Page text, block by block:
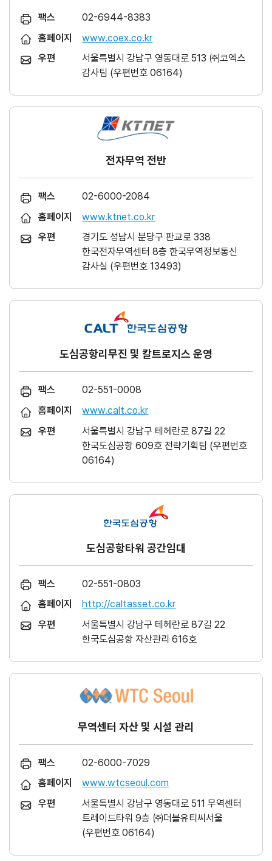
팩스
02-6944-8383
홈페이지
www.coex.co.kr
우편
서울특별시 강남구 영동대로 513 ㈜코엑스
감사팀 (우편번호 06164)
전자무역 전반
팩스
02-6000-2084
홈페이지
www.ktnet.co.kr
우편
경기도 성남시 분당구 판교로 338
한국전자무역센터 8층 한국무역정보통신
감사실 (우편번호 13493)
도심공항리무진 및 칼트로지스 운영
팩스
02-551-0008
홈페이지
www.calt.co.kr
우편
서울특별시 강남구 테헤란로 87길 22
한국도심공항 609호 전략기획팀 (우편번호
06164)
도심공항타워 공간임대
팩스
02-551-0803
홈페이지
http://caltasset.co.kr
우편
서울특별시 강남구 테헤란로 87길 22
한국도심공항 자산관리 616호
무역센터 자산 및 시설 관리
팩스
02-6000-7029
홈페이지
www.wtcseoul.com
우편
서울특별시 강남구 영동대로 511 무역센터
트레이드타워 9층 ㈜더블유티씨서울
(우편번호 06164)